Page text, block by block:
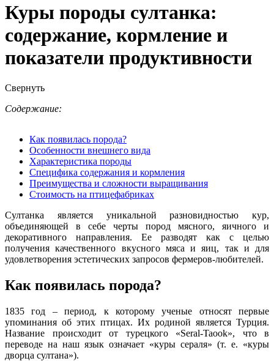
Куры породы султанка:
содержание, кормление и
показатели продуктивности
Свернуть
Содержание:
Как появилась порода?
Особенности внешнего вида
Характеристика породы
Специфика содержания и кормления
Преимущества и сложности выращивания
Стоимость на птицефабриках
Султанка является уникальной разновидностью кур,
объединяющей в себе черты пород мясного, яичного и
декоративного направления. Ее разводят как с целью
получения качественного вкусного мяса и яиц, так и для
удовлетворения эстетических запросов фермеров-любителей.
Как появилась порода?
1835 год – период, к которому ученые относят первые
упоминания об этих птицах. Их родиной является Турция.
Название происходит от турецкого «Seral-Taook», что в
переводе на наш язык означает «куры сераля» (т. е. «куры
дворца султана»).